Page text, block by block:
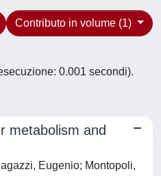
Contributo in volume (1)
0.001 secondi).
metabolism and
Eugenio; Montopoli,